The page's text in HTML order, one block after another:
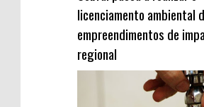
licenciamento ambiental
empreendimentos de
regional